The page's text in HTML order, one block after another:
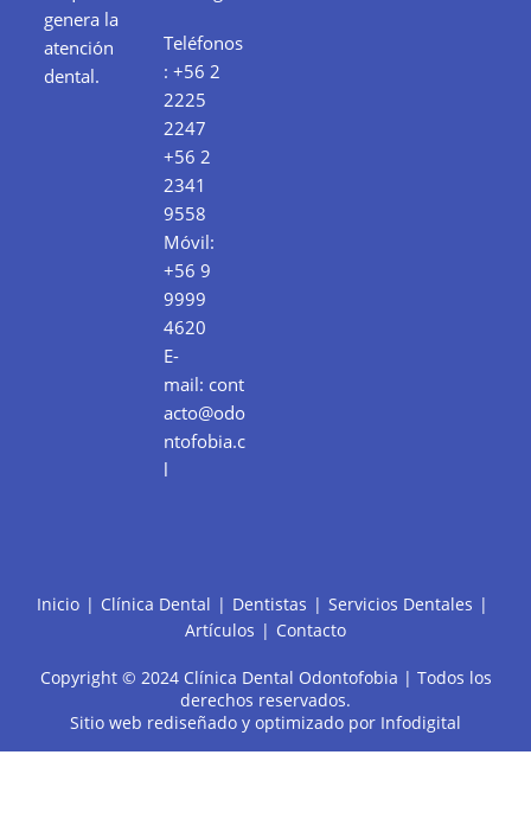
genera la
atención
dental.
Teléfonos
:+56 2
2225
2247
+56 2
2341
9558
Móvil:
+56 9
9999
4620
E-
mail: cont
acto@odo
ntofobia.c
l
Inicio Clínica Dental Dentistas
Servicios Dentales
Artículos
Contacto
Copyright © 2024 Clínica Dental Odontofobia | Todos los
derechos reservados.
Sitio web rediseñado y optimizado por Infodigital